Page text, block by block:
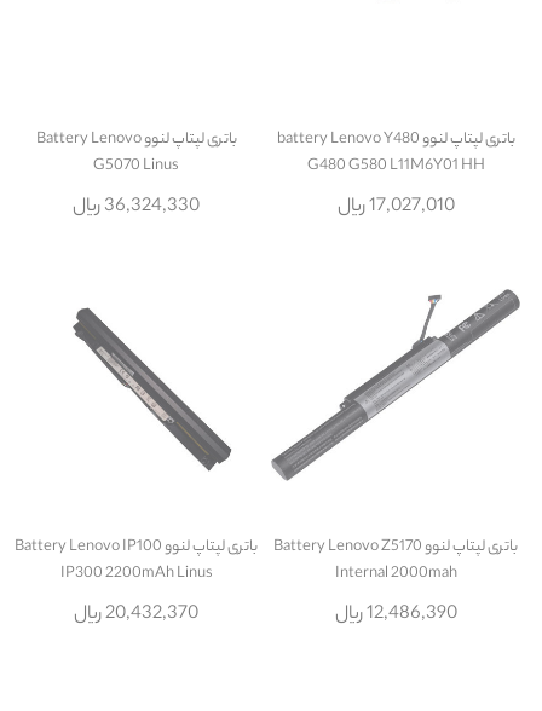
باتری لپتاپ لنوو battery Lenovo Y480
G480 G580 L11M6Y01 HH
17,027,010 ریال
باتری لپتاپ لنوو Battery Lenovo
G5070 Linus
36,324,330 ریال
باتری لپتاپ لنوو Battery Lenovo Z5170
Internal 2000mah
12,486,390 ریال
باتری لپتاپ لنوو Battery Lenovo IP100
IP300 2200mAh Linus
20,432,370 ریال